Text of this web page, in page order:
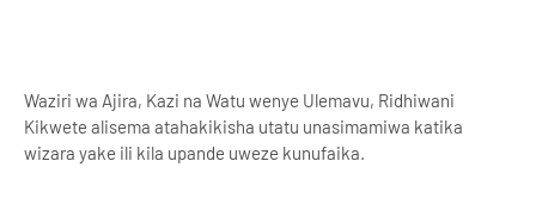
Waziri wa Ajira, Kazi na Watu wenye Ulemavu, Ridhiwani
Kikwete alisema atahakikisha utatu unasimamiwa katika
wizara yake ili kila upande uweze kunufaika.